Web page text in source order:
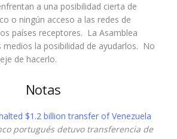
a una posibilidad cierta de
o ningún acceso a las redes de
países receptores. La Asamblea
medios la posibilidad de ayudarlos. No
de hacerlo.
Notas
$1.2 billion transfer of Venezuela
portugués detuvo transferencia de